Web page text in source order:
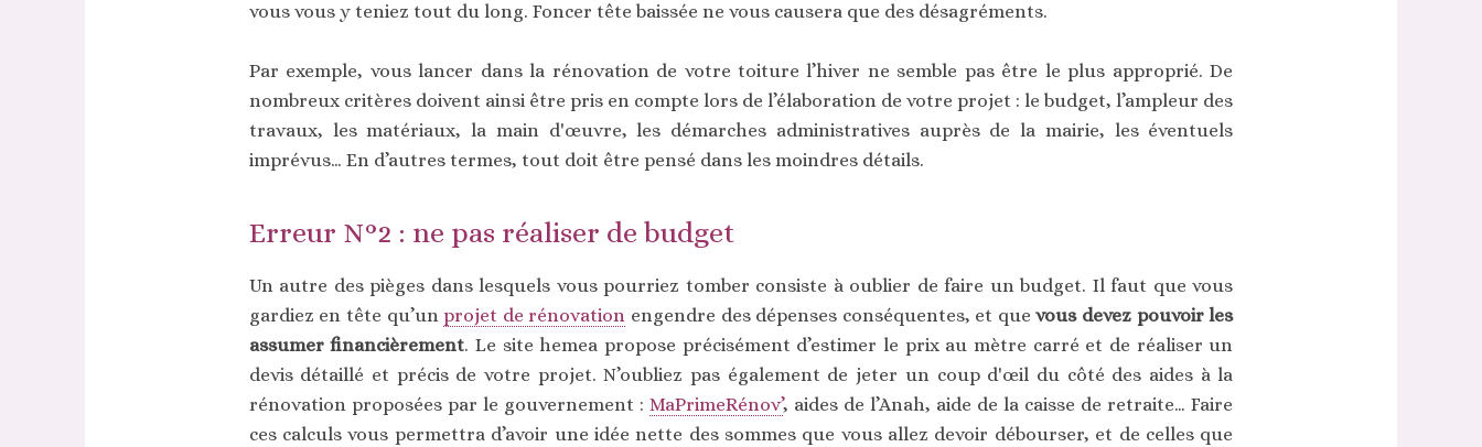
vous vous y teniez tout du long. Foncer tête baissée ne vous causera que des désagréments.
Par exemple, vous lancer dans la rénovation de votre toiture l’hiver ne semble pas être le plus approprié. De
nombreux critères doivent ainsi être pris en compte lors de l’élaboration de votre projet : le budget, l’ampleur des
travaux, les matériaux, la main d'œuvre, les démarches administratives auprès de la mairie, les éventuels
imprévus… En d’autres termes, tout doit être pensé dans les moindres détails.
Erreur N°2 : ne pas réaliser de budget
Un autre des pièges dans lesquels vous pourriez tomber consiste à oublier de faire un budget. Il faut que vous
gardiez en tête qu’unprojet de rénovation engendre des dépenses conséquentes, et quevous devez pouvoir les
assumer financièrement. Le site hemea propose précisément d’estimer le prix au mètre carré et de réaliser un
devis détaillé et précis de votre projet. N’oubliez pas également de jeter un coup d'œil du côté des aides à la
rénovation proposées par le gouvernement : MaPrimeRénov’, aides de l’Anah, aide de la caisse de retraite… Faire
ces calculs vous permettra d’avoir une idée nette des sommes que vous allez devoir débourser, et de celles que